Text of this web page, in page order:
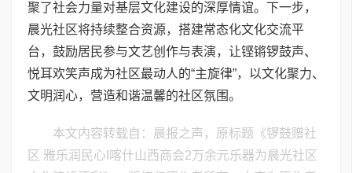
聚了社会力量对基层文化建设的深厚情谊。下一步，
晨光社区将持续整合资源，搭建常态化文化交流平
台，鼓励居民参与文艺创作与表演，让铿锵锣鼓声、
悦耳欢笑声成为社区最动人的“主旋律”，以文化聚力、
文明润心，营造和谐温馨的社区氛围。
本文内容转载自：晨报之声，原标题《锣鼓赠社
区 雅乐润民心I喀什山西商会2万余元乐器为晨光社区